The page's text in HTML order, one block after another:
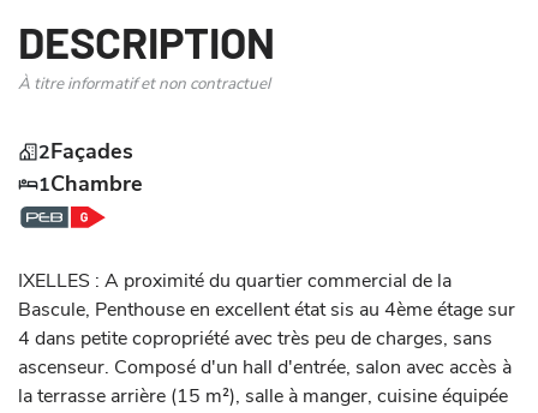
DESCRIPTION
À titre informatif et non contractuel
2Façades
1Chambre
IXELLES : A proximité du quartier commercial de la
Bascule, Penthouse en excellent état sis au 4ème étage sur
4 dans petite copropriété avec très peu de charges, sans
ascenseur. Composé d'un hall d'entrée, salon avec accès à
la terrasse arrière (15 m²), salle à manger, cuisine équipée